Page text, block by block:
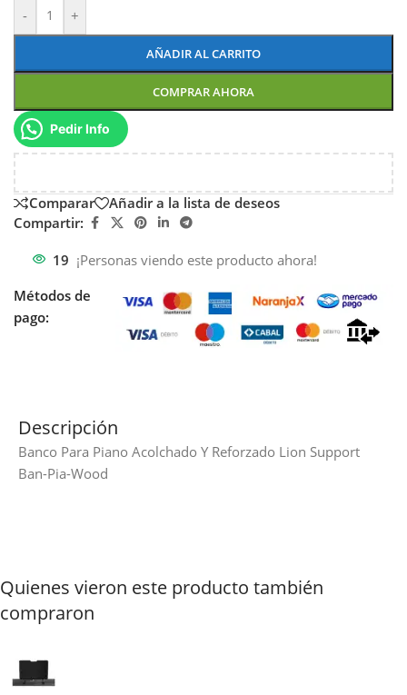
- +
AÑADIR AL CARRITO
COMPRAR AHORA
Pedir Info
Comparar
Añadir a la lista de deseos
Compartir:
19 ¡Personas viendo este producto ahora!
Métodos de
pago:
Descripción
Banco Para Piano Acolchado Y Reforzado Lion Support
Ban-Pia-Wood
Quienes vieron este producto también
compraron